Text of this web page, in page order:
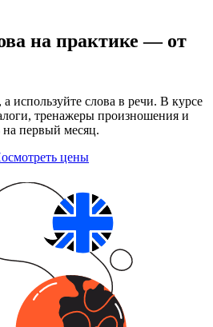
на практике — от
используйте слова в речи. В курсе
тренажеры произношения и
первый месяц.
цены